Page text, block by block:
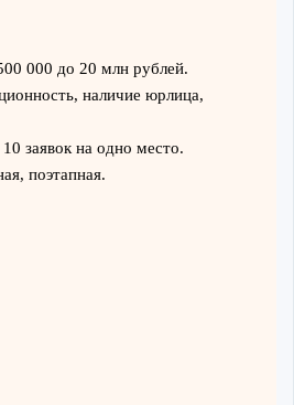
000 до 20 млн рублей.
наличие юрлица,
заявок на одно место.
поэтапная.